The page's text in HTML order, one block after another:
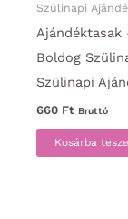
Szülinapi
Ajándéktasak
Boldog
Szülinapi
660 Ft Bruttó
Kosárba